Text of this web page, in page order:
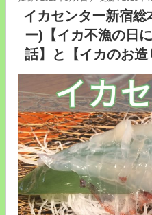
イカセンター新宿総
ー)【イカ不漁の日
話】と【イカのお造